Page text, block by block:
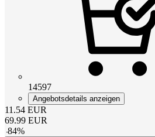
14597
Angebotsdetails anzeigen
11.54 EUR
69.99 EUR
-84%